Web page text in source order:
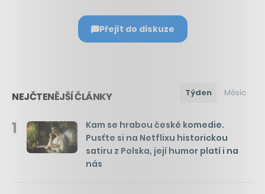
Přejít do diskuze
NEJČTENĚJŠÍ ČLÁNKY Týden Měsíc
1
Kam se hrabou české komedie.
Pusťte si na Netflixu historickou
satiru z Polska, její humor platí i na
nás